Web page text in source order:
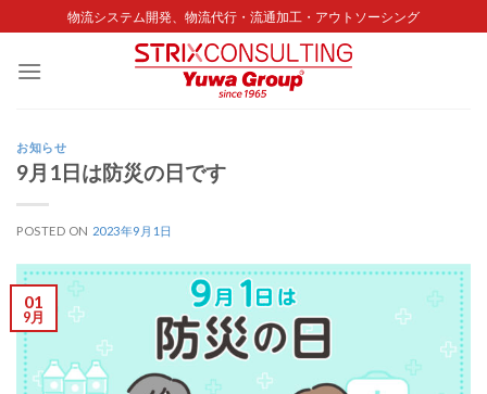
to
content
物流システム開発、物流代行・流通加工・アウトソーシング
お知らせ
9月1日は防災の日です
POSTED ON 2023年9月1日
01
9月